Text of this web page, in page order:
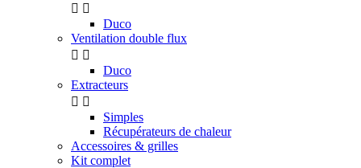
 
Duco
Ventilation double flux
 
Duco
Extracteurs
 
Simples
Récupérateurs de chaleur
Accessoires & grilles
Kit complet